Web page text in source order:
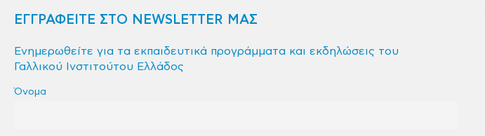
ΕΓΓΡΑΦΕΙΤΕ ΣΤΟ NEWSLETTER ΜΑΣ
Ενημερωθείτε για τα εκπαιδευτικά προγράμματα και εκδηλώσεις του
Γαλλικού Ινστιτούτου Ελλάδος
Όνομα